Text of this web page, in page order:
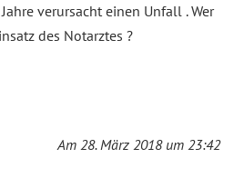
verursacht einen Unfall . Wer
des Notarztes ?
Am 28. März 2018 um 23:42